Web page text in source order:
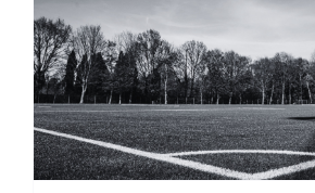
Club van 100
Activiteiten